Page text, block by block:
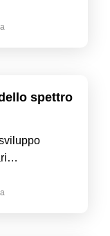
spettro